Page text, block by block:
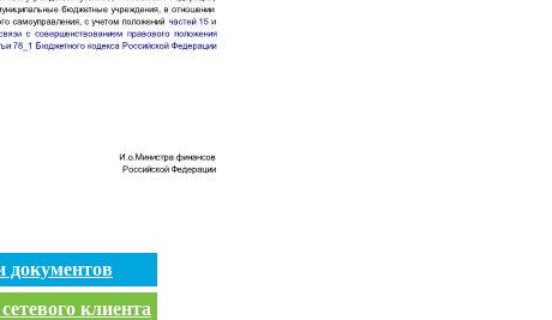
документов
клиента